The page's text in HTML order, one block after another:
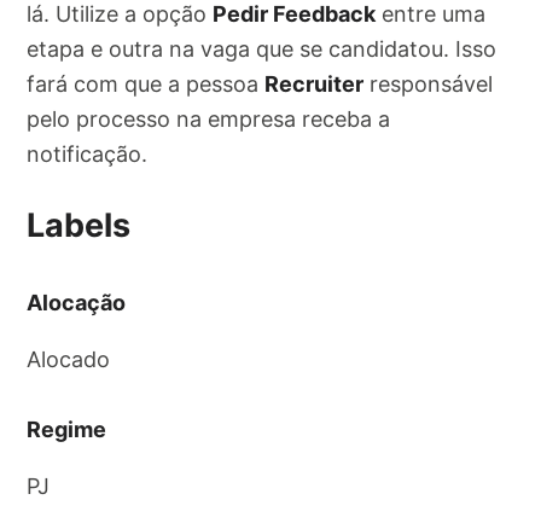
lá. Utilize a opção Pedir Feedback entre uma
etapa e outra na vaga que se candidatou. Isso
fará com que a pessoa Recruiter responsável
pelo processo na empresa receba a
notificação.
Labels
Alocação
Alocado
Regime
PJ